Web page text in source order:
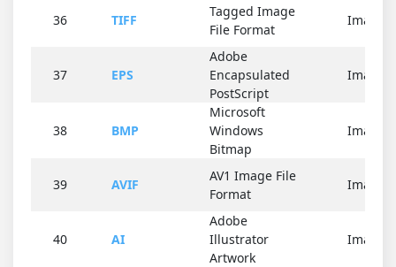
36 TIFF
Tagged Image
File Format
Imagen
37 EPS
Adobe
Encapsulated
PostScript
Imagen
38 BMP
Microsoft
Windows
Bitmap
Imagen
39 AVIF
AV1 Image File
Format
Imagen
40 AI
Adobe
Illustrator
Artwork
Imagen